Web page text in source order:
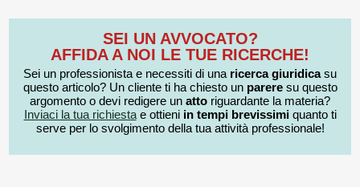
SEI UN AVVOCATO?
AFFIDA A NOI LE TUE RICERCHE!
Sei un professionista e necessiti di una ricerca giuridicasu
questo articolo? Un cliente ti ha chiesto un pareresu questo
argomento o devi redigere un atto riguardante la materia?
Inviaci la tua richiestae ottieni in tempi brevissimiquanto ti
serve per lo svolgimento della tua attività professionale!